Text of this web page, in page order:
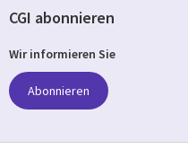
CGI abonnieren
Wir informieren Sie
Abonnieren